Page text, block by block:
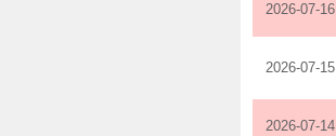
2026-07-16
2026-07-15
2026-07-14